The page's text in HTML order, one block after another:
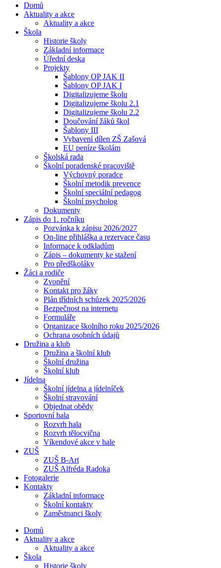
Domů
Aktuality a akce
Aktuality a akce
Škola
Historie školy
Základní informace
Úřední deska
Projekty
Šablony OP JAK II
Šablony OP JAK I
Digitalizujeme školu
Digitalizujeme školu 2.1
Digitalizujeme školu 2.2
Doučování žáků škol
Šablony III
Vybavení dílen ZŠ Zašová
EU peníze školám
Školská rada
Školní poradenské pracoviště
Výchovný poradce
Školní metodik prevence
Školní speciální pedagog
Školní psycholog
Dokumenty
Zápis do 1. ročníku
Pozvánka k zápisu 2026/2027
On-line přihláška a rezervace času
Informace k odkladům
Zápis – dokumenty ke stažení
Pro předškoláky
Žáci a rodiče
Zvonění
Kontakt pro žáky
Plán třídních schůzek 2025/2026
Bezpečnost na internetu
Formuláře
Organizace školního roku 2025/2026
Ochrana osobních údajů
Družina a klub
Družina a školní klub
Školní družina
Školní klub
Jídelna
Školní jídelna a jídelníček
Školní stravování
Objednat obědy
Sportovní hala
Rozvrh hala
Rozvrh tělocvična
Víkendové akce v hale
ZUŠ
ZUŠ B-Art
ZUŠ Alfréda Radoka
Fotogalerie
Kontakty
Základní informace
Školní kontakty
Zaměstnanci školy
Domů
Aktuality a akce
Aktuality a akce
Škola
Historie školy